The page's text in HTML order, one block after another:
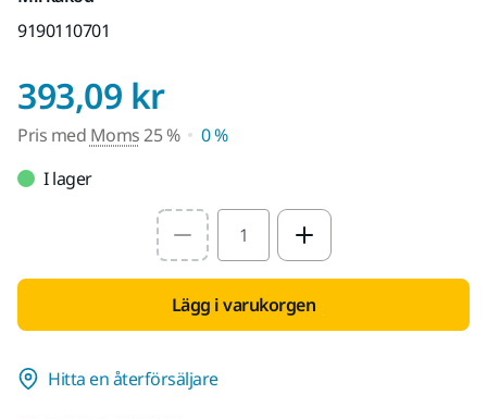
9190110701
393,09 krPris med Moms 25
Pris med Moms25 %
0 %
I lager
Select quantity value
Lägg i varukorgen
Hitta en återförsäljare